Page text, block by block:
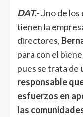
DAT.-Uno de los
tienen la
directores,
para con el
pues se trata de
responsable
esfuerzos en
las